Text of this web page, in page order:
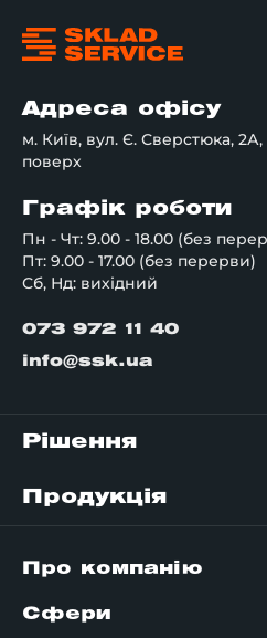
Адреса офісу
м. Київ, вул. Є. Сверстюка,
поверх
Графік роботи
Пн - Чт: 9.00 - 18.00 (без
Пт: 9.00 - 17.00 (без перерви)
Сб, Нд: вихідний
073 972 11 40
info@ssk.ua
Рішення
Продукція
Про компанію
Сфери